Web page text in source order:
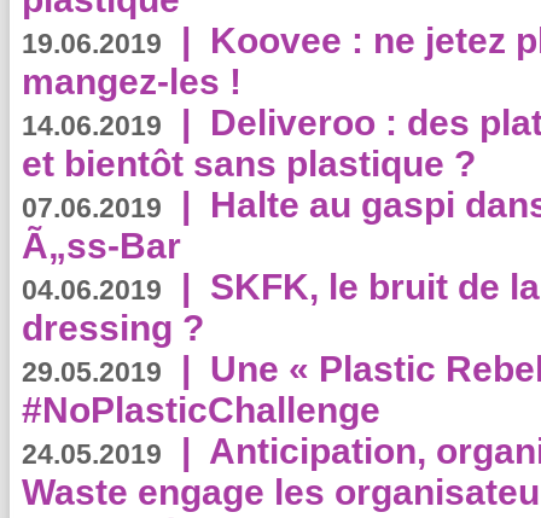
19.06.2019 | Koovee : ne jetez
mangez-les !
14.06.2019 | Deliveroo : des
et bientôt sans plastique ?
07.06.2019 | Halte au gaspi
Ã„ss-Bar
04.06.2019 | SKFK, le bruit de
dressing ?
29.05.2019 | Une « Plastic
#NoPlasticChallenge
24.05.2019 | Anticipation,
Waste engage les